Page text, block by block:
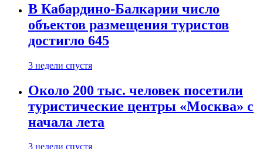
В Кабардино-Балкарии число
объектов размещения туристов
достигло 645
3 недели спустя
Около 200 тыс. человек посетили
туристические центры «Москва» с
начала лета
3 недели спустя